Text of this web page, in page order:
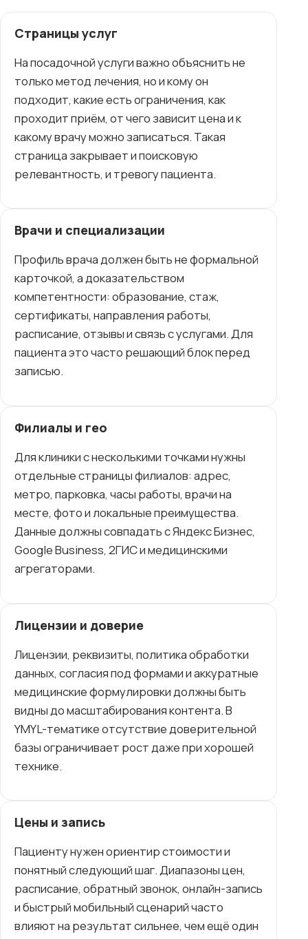
Страницы услуг
На посадочной услуги важно объяснить не
только метод лечения, но и кому он
подходит, какие есть ограничения, как
проходит приём, от чего зависит цена и к
какому врачу можно записаться. Такая
страница закрывает и поисковую
релевантность, и тревогу пациента.
Врачи и специализации
Профиль врача должен быть не формальной
карточкой, а доказательством
компетентности: образование, стаж,
сертификаты, направления работы,
расписание, отзывы и связь с услугами. Для
пациента это часто решающий блок перед
записью.
Филиалы и гео
Для клиники с несколькими точками нужны
отдельные страницы филиалов: адрес,
метро, парковка, часы работы, врачи на
месте, фото и локальные преимущества.
Данные должны совпадать с Яндекс Бизнес,
Google Business, 2ГИС и медицинскими
агрегаторами.
Лицензии и доверие
Лицензии, реквизиты, политика обработки
данных, согласия под формами и аккуратные
медицинские формулировки должны быть
видны до масштабирования контента. В
YMYL-тематике отсутствие доверительной
базы ограничивает рост даже при хорошей
технике.
Цены и запись
Пациенту нужен ориентир стоимости и
понятный следующий шаг. Диапазоны цен,
расписание, обратный звонок, онлайн-запись
и быстрый мобильный сценарий часто
влияют на результат сильнее, чем ещё один